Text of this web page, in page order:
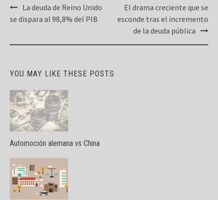
Post
navigation
La deuda de Reino Unido
se dispara al 98,8% del PIB
El drama creciente que se
esconde tras el incremento
de la deuda pública
YOU MAY LIKE THESE POSTS
Automoción alemana vs China